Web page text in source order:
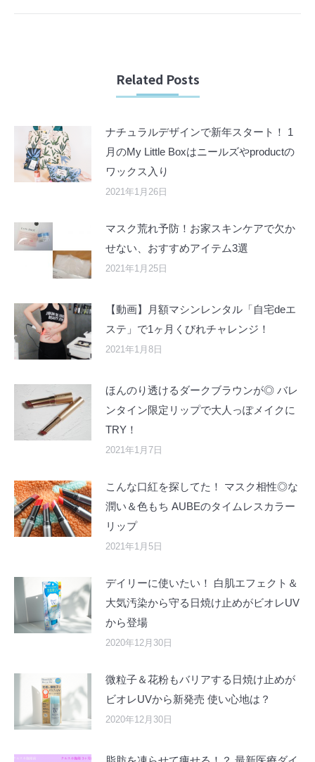
Related Posts
ナチュラルデザインで新年スタート！ 1
月のMy Little Boxはニールズやproductの
ワックス入り
2021年1月26日
マスク荒れ予防！お家スキンケアで欠か
せない、おすすめアイテム3選
2021年1月25日
【動画】月額マシンレンタル「自宅deエ
ステ」で1ヶ月くびれチャレンジ！
2021年1月8日
ほんのり透けるダークブラウンが◎ バレ
ンタイン限定リップで大人っぽメイクに
TRY！
2021年1月7日
こんな口紅を探してた！ マスク相性◎な
潤い＆色もち AUBEのタイムレスカラー
リップ
2021年1月5日
デイリーに使いたい！ 白肌エフェクト＆
大気汚染から守る日焼け止めがビオレUV
から登場
2020年12月30日
微粒子＆花粉もバリアする日焼け止めが
ビオレUVから新発売 使い心地は？
2020年12月30日